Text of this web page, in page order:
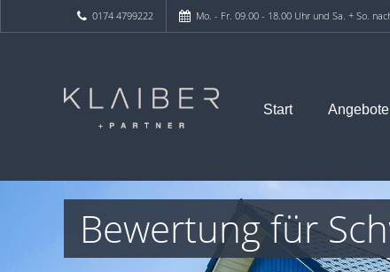
0174 4799222 Mo. - Fr. 09.00 - 18.00 Uhr und Sa. + So.
Start Angebote
Bewertung für